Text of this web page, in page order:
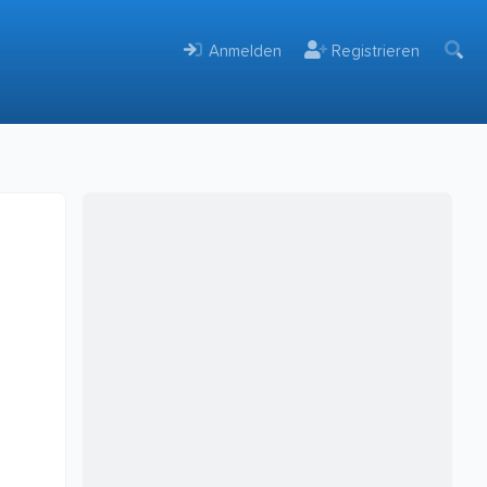
Anmelden Registrieren